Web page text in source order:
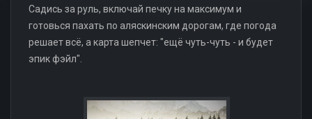
Садись за руль, включай печку на максимум и
готовься пахать по аляскинским дорогам, где погода
решает всё, а карта шепчет: "ещё чуть-чуть - и будет
эпик фэйл".